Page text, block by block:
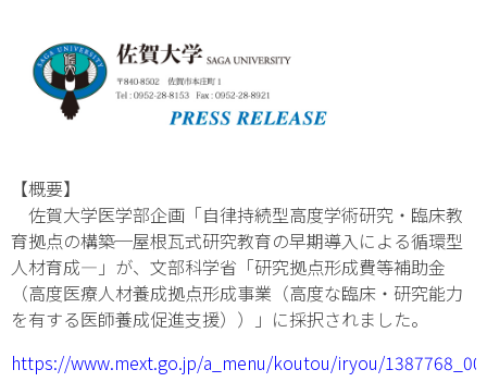
【概要】
佐賀大学医学部企画「自律持続型高度学術研究・臨床教
育拠点の構築─屋根瓦式研究教育の早期導入による循環型
人材育成―」が、文部科学省「研究拠点形成費等補助金
（高度医療人材養成拠点形成事業（高度な臨床・研究能力
を有する医師養成促進支援））」に採択されました。
https://www.mext.go.jp/a_menu/koutou/iryou/